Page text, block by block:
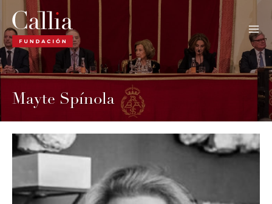
contenido
Mayte Spínola